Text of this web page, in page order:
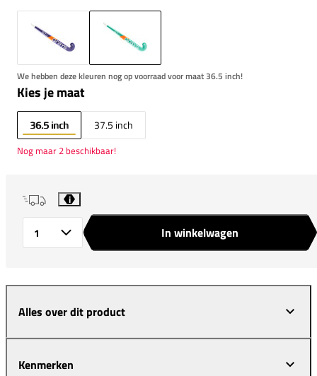
We hebben deze kleuren nog op voorraad voor maat 36.5 inch!
Kies je maat
36.5 inch 37.5 inch
Nog maar 2 beschikbaar!
i
In winkelwagen
Alles over dit product
Kenmerken